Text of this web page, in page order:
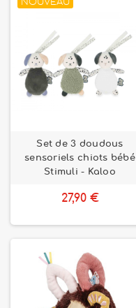
NOUVEAU
Set de 3 doudous
sensoriels chiots bébé
Stimuli - Kaloo
27,90 €